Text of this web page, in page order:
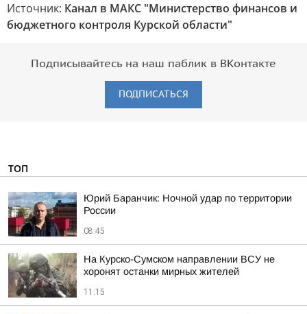
Источник: Канал в МАКС "Министерство финансов и
бюджетного контроля Курской области"
Подписывайтесь на наш паблик в ВКонтакте
ПОДПИСАТЬСЯ
ТОП
Юрий Баранчик: Ночной удар по территории
России
08:45
На Курско-Сумском направлении ВСУ не
хоронят останки мирных жителей
11:15